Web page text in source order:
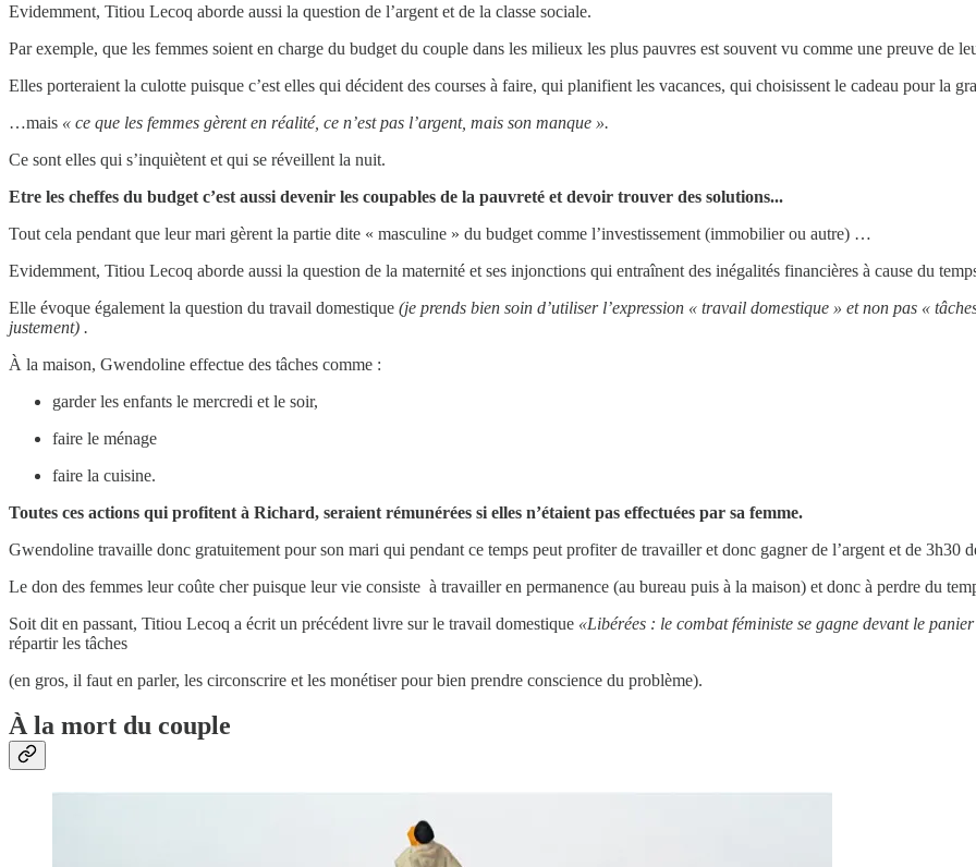
Evidemment, Titiou Lecoq aborde aussi la question de l’argent et de la classe sociale.
Par exemple, que les femmes soient en charge du budget du couple dans les milieux les plus pauvres est souvent vu comme une preuve de
Elles porteraient la culotte puisque c’est elles qui décident des courses à faire, qui planifient les vacances, qui choisissent le cadeau pour la
…mais « ce que les femmes gèrent en réalité, ce n’est pas l’argent, mais son manque ».
Ce sont elles qui s’inquiètent et qui se réveillent la nuit.
Etre les cheffes du budget c’est aussi devenir les coupables de la pauvreté et devoir trouver des solutions...
Tout cela pendant que leur mari gèrent la partie dite « masculine » du budget comme l’investissement (immobilier ou autre) …
Evidemment, Titiou Lecoq aborde aussi la question de la maternité et ses injonctions qui entraînent des inégalités financières à cause du
Elle évoque également la question du travail domestique (je prends bien soin d’utiliser l’expression « travail domestique » et non pas «
justement) .
À la maison, Gwendoline effectue des tâches comme :
garder les enfants le mercredi et le soir,
faire le ménage
faire la cuisine.
Toutes ces actions qui profitent à Richard, seraient rémunérées si elles n’étaient pas effectuées par sa femme.
Gwendoline travaille donc gratuitement pour son mari qui pendant ce temps peut profiter de travailler et donc gagner de l’argent et de 3h30
Le don des femmes leur coûte cher puisque leur vie consiste à travailler en permanence (au bureau puis à la maison) et donc à perdre du
Soit dit en passant, Titiou Lecoq a écrit un précédent livre sur le travail domestique «Libérées : le combat féministe se gagne devant le
répartir les tâches
(en gros, il faut en parler, les circonscrire et les monétiser pour bien prendre conscience du problème).
À la mort du couple